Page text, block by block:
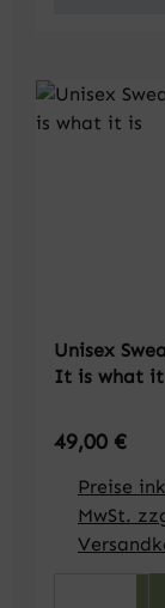
Unisex
It is what
Regulärer
49,00 €
Preise
MwSt.